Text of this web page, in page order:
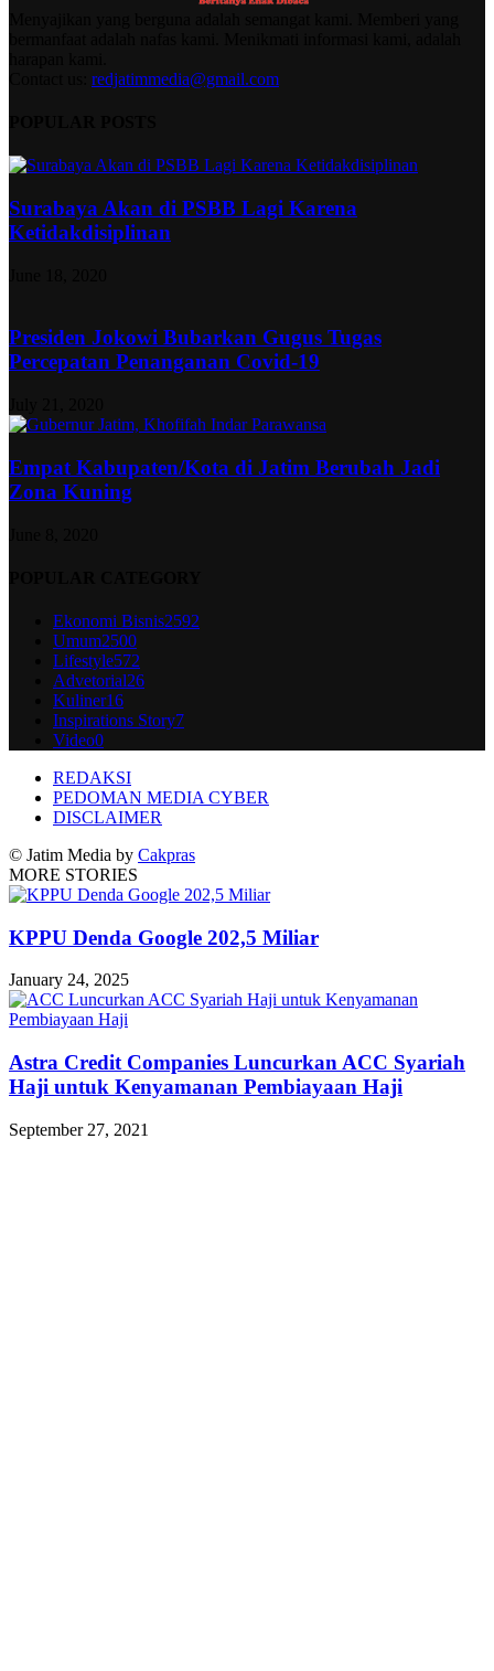
redjatimmedia@gmail.com
Surabaya Akan di PSBB Lagi Karena
Ketidakdisiplinan
Presiden Jokowi Bubarkan Gugus Tugas
Percepatan Penanganan Covid-19
Empat Kabupaten/Kota di Jatim Berubah Jadi
Zona Kuning
Ekonomi Bisnis2592
Umum2500
Lifestyle572
Advetorial26
Kuliner16
Inspirations Story7
Video0
REDAKSI
PEDOMAN MEDIA CYBER
DISCLAIMER
© Jatim Media by Cakpras
MORE STORIES
KPPU Denda Google 202,5 Miliar
January 24, 2025
Astra Credit Companies Luncurkan ACC Syariah
Haji untuk Kenyamanan Pembiayaan Haji
September 27, 2021